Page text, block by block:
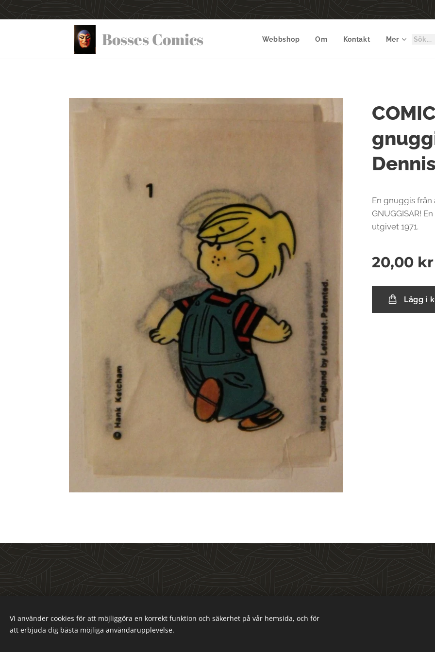
Bosses Comics Webbshop Om Kontakt Mer
Dennis
En gnuggis från
GNUGGISAR!
utgivet 1971.
20,00 kr
Lägg i
www.bossescomics.com
Vi använder cookies för att möjliggöra en korrekt funktion och säkerhet på vår hemsida, och för
att erbjuda dig bästa möjliga användarupplevelse.